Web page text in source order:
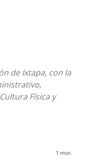
de Ixtapa, con la
Física y
1 min.